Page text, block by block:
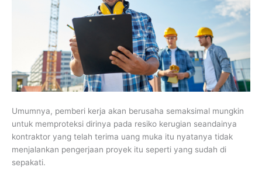
Umumnya, pemberi kerja akan berusaha semaksimal mungkin
untuk memproteksi dirinya pada resiko kerugian seandainya
kontraktor yang telah terima uang muka itu nyatanya tidak
menjalankan pengerjaan proyek itu seperti yang sudah di
sepakati.